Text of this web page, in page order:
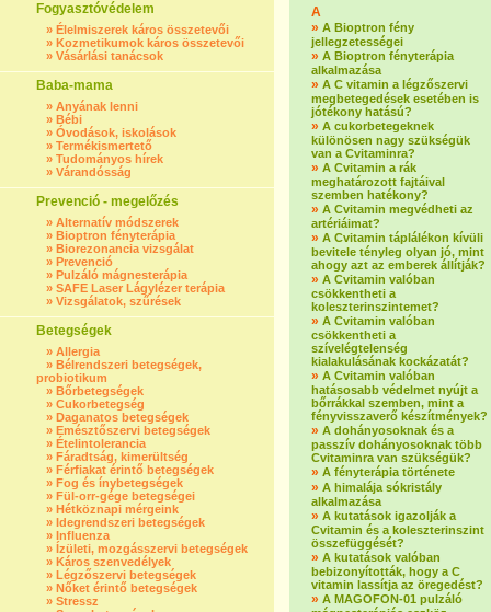
Fogyasztóvédelem
» Élelmiszerek káros összetevői
» Kozmetikumok káros összetevői
» Vásárlási tanácsok
Baba-mama
» Anyának lenni
» Bébi
» Óvodások, iskolások
» Termékismertető
» Tudományos hírek
» Várandósság
Prevenció - megelőzés
» Alternatív módszerek
» Bioptron fényterápia
» Biorezonancia vizsgálat
» Prevenció
» Pulzáló mágnesterápia
» SAFE Laser Lágylézer terápia
» Vizsgálatok, szűrések
Betegségek
» Allergia
» Bélrendszeri betegségek,
probiotikum
» Bőrbetegségek
» Cukorbetegség
» Daganatos betegségek
» Emésztőszervi betegségek
» Ételintolerancia
» Fáradtság, kimerültség
» Férfiakat érintő betegségek
» Fog és ínybetegségek
» Fül-orr-gége betegségei
» Hétköznapi mérgeink
» Idegrendszeri betegségek
» Influenza
» Ízületi, mozgásszervi betegségek
» Káros szenvedélyek
» Légzőszervi betegségek
» Nőket érintő betegségek
» Stressz
A
» A Bioptron fény
jellegzetességei
» A Bioptron fényterápia
alkalmazása
» A C vitamin a légzőszervi
megbetegedések esetében is
jótékony hatású?
» A cukorbetegeknek
különösen nagy szükségük
van a Cvitaminra?
» A Cvitamin a rák
meghatározott fajtáival
szemben hatékony?
» A Cvitamin megvédheti az
artériáimat?
» A Cvitamin táplálékon kívüli
bevitele tényleg olyan jó, mint
ahogy azt az emberek állítják?
» A Cvitamin valóban
csökkentheti a
koleszterinszintemet?
» A Cvitamin valóban
csökkentheti a
szívelégtelenség
kialakulásának kockázatát?
» A Cvitamin valóban
hatásosabb védelmet nyújt a
bőrrákkal szemben, mint a
fényvisszaverő készítmények?
» A dohányosoknak és a
passzív dohányosoknak több
Cvitaminra van szükségük?
» A fényterápia története
» A himalája sókristály
alkalmazása
» A kutatások igazolják a
Cvitamin és a koleszterinszint
összefüggését?
» A kutatások valóban
bebizonyították, hogy a C
vitamin lassítja az öregedést?
» A MAGOFON-01 pulzáló